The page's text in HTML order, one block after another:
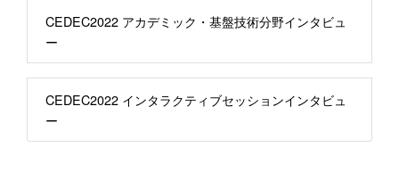
CEDEC2022 アカデミック・基盤技術分野インタビュ
ー
CEDEC2022 インタラクティブセッションインタビュ
ー